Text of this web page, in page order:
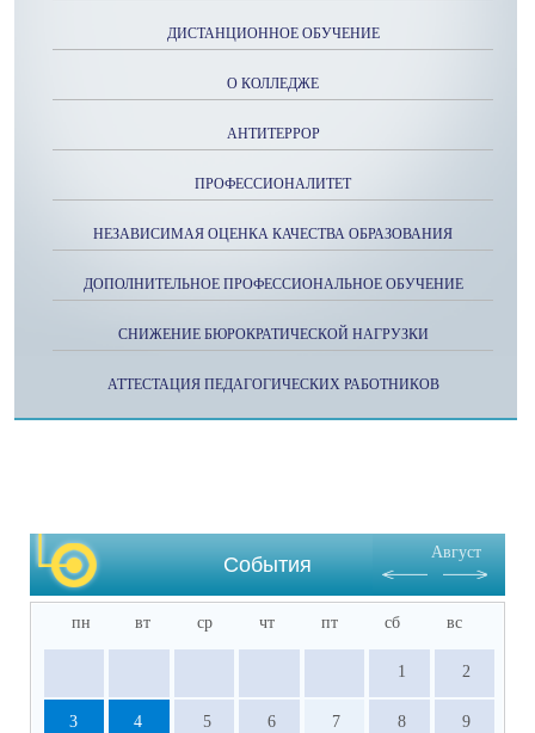
ДИСТАНЦИОННОЕ ОБУЧЕНИЕ
О КОЛЛЕДЖЕ
АНТИТЕРРОР
ПРОФЕССИОНАЛИТЕТ
НЕЗАВИСИМАЯ ОЦЕНКА КАЧЕСТВА ОБРАЗОВАНИЯ
ДОПОЛНИТЕЛЬНОЕ ПРОФЕССИОНАЛЬНОЕ ОБУЧЕНИЕ
СНИЖЕНИЕ БЮРОКРАТИЧЕСКОЙ НАГРУЗКИ
АТТЕСТАЦИЯ ПЕДАГОГИЧЕСКИХ РАБОТНИКОВ
События
Август
пн вт ср чт пт сб вс
1 2
3 4 5 6 7 8 9